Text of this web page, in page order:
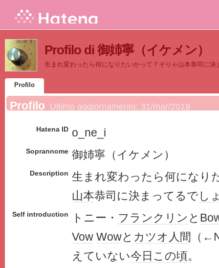
Profilo di 御姉寧（イケメン）
生まれ変わったら何になりたいかって？そりゃ山本恭司に決
Profilo
Profilo Ultimo aggiornamento: 31/mar/2019
Hatena ID o_ne_i
Soprannome 御姉寧（イケメン）
Description 生まれ変わったら何になり
山本恭司に決まってるでし
Self introduction トニー・ フランクリン と
Vow Wowと カツオ人間
（
えていない今日この頃。